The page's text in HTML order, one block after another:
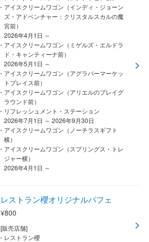
アイスクリームワゴン（インディ・ジョーン
ズ・アドベンチャー：クリスタルスカルの魔
宮前）
2026年4月1日 ～
アイスクリームワゴン（ミゲルズ・エルドラ
ド・キャンティーナ前）
2026年5月1日 ～
アイスクリームワゴン（アグラバーマーケッ
トプレイス前）
アイスクリームワゴン（アリエルのプレイグ
ラウンド前）
リフレッシュメント・ステーション
2026年7月1日 ～ 2026年9月30日
アイスクリームワゴン（ノーチラスギフト
横）
アイスクリームワゴン（スプリングス・トレ
ジャー横）
2026年4月1日 ～
レストラン櫻オリジナルパフェ
¥800
[販売店舗]
レストラン櫻